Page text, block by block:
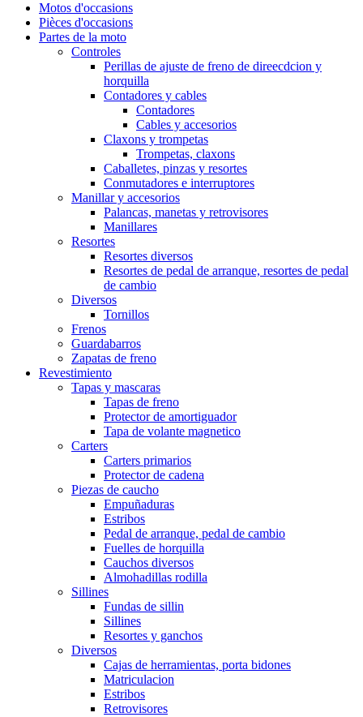
Motos d'occasions
Pièces d'occasions
Partes de la moto
Controles
Perillas de ajuste de freno de direecdcion y
horquilla
Contadores y cables
Contadores
Cables y accesorios
Claxons y trompetas
Trompetas, claxons
Caballetes, pinzas y resortes
Conmutadores e interruptores
Manillar y accesorios
Palancas, manetas y retrovisores
Manillares
Resortes
Resortes diversos
Resortes de pedal de arranque, resortes de pedal
de cambio
Diversos
Tornillos
Frenos
Guardabarros
Zapatas de freno
Revestimiento
Tapas y mascaras
Tapas de freno
Protector de amortiguador
Tapa de volante magnetico
Carters
Carters primarios
Protector de cadena
Piezas de caucho
Empuñaduras
Estribos
Pedal de arranque, pedal de cambio
Fuelles de horquilla
Cauchos diversos
Almohadillas rodilla
Sillines
Fundas de sillin
Sillines
Resortes y ganchos
Diversos
Cajas de herramientas, porta bidones
Matriculacion
Estribos
Retrovisores